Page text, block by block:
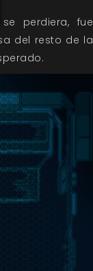
perdiera, fue
del resto de la